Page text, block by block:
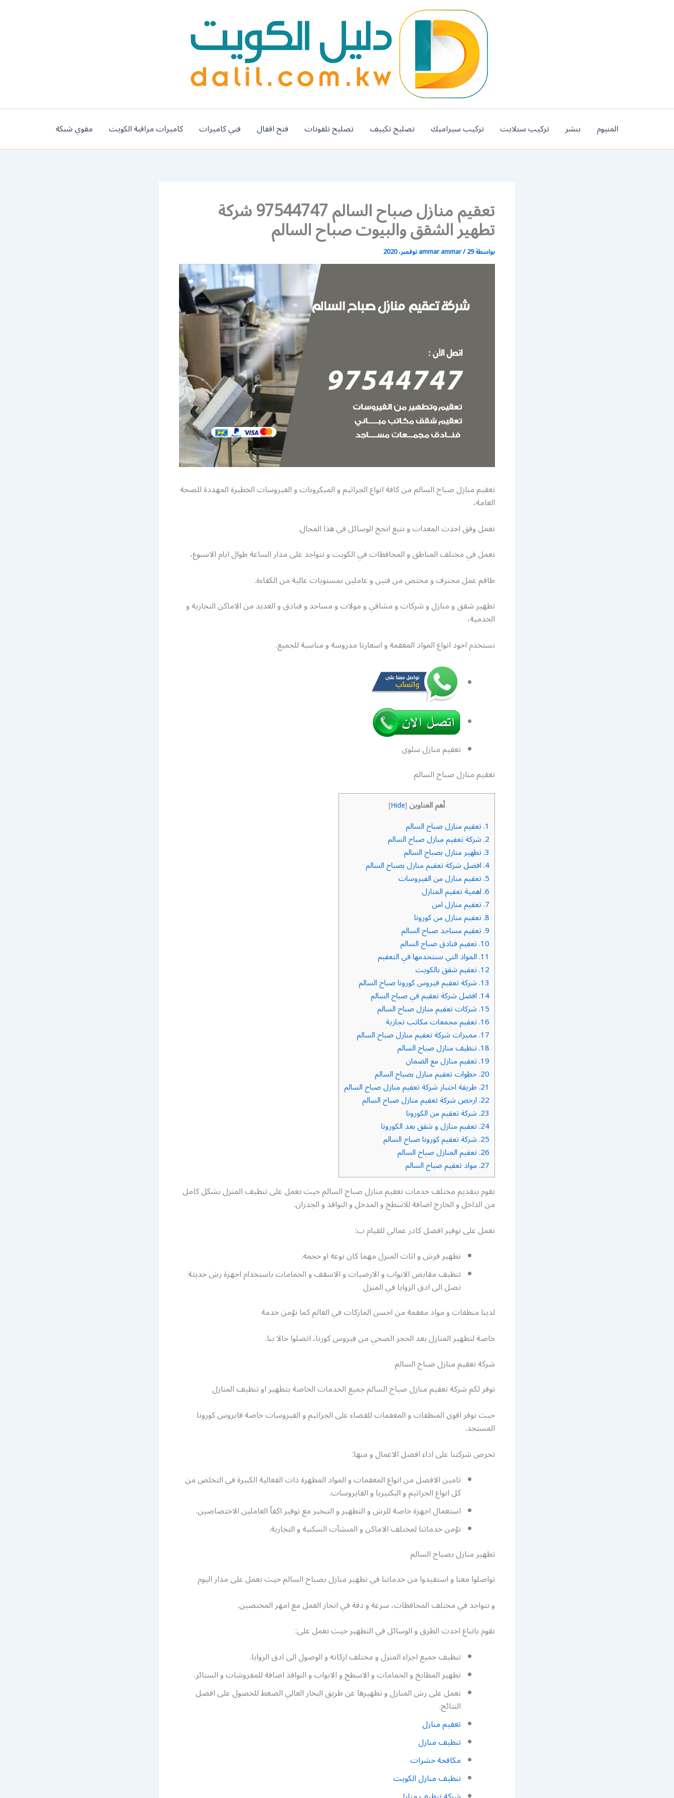
المنيوم بنشر تركيب ستلايت تركيب سيراميك تصليح تكييف تصليح تلفونات فتح اقفال فني كاميرات كاميرات مراقبة الكويت مقوي شبكة
تعقيم منازل صباح السالم 97544747 شركة
تطهير الشقق والبيوت صباح السالم
بواسطة ammar ammar/29 نوفمبر، 2020
تعقيم منازل صباح السالم من كافة انواع الجراثيم و الميكروبات و الفيروسات الخطيرة المهددة للصحة
العامة،
نعمل وفق احدث المعدات و نتبع انجح الوسائل في هذا المجال.
نعمل في مختلف المناطق و المحافظات في الكويت و نتواجد على مدار الساعة طوال ايام الاسبوع،
طاقم عمل محترف و مختص من فنين و عاملين بمستويات عالية من الكفاءة.
تطهير شقق و منازل و شركات و مشافي و مولات و مساجد و فنادق و العديد من الاماكن التجارية و
الخدمية،
نستخدم اجود انواع المواد المعقمة و اسعارنا مدروسة و مناسبة للجميع.
تعقيم منازل سلوى
تعقيم منازل صباح السالم
أهم العناوين [
Hide
]
1. تعقيم منازل صباح السالم
2. شركة تعقيم منازل صباح السالم
3. تطهير منازل بصباح السالم
4. افضل شركة تعقيم منازل بصباح السالم
5. تعقيم منازل من الفيروسات
6. اهمية تعقيم المنازل
7. تعقيم منازل امن
8. تعقيم منازل من كورونا
9. تعقيم مساجد صباح السالم
10. تعقيم فنادق صباح السالم
11. المواد التي نستخدمها في التعقيم
12. تعقيم شقق بالكويت
13. شركة تعقيم فيروس كورونا صباح السالم
14. افضل شركة تعقيم في صباح السالم
15. شركات تعقيم منازل صباح السالم
16. تعقيم مجمعات مكاتب تجارية
17. مميزات شركة تعقيم منازل صباح السالم
18. تنظيف منازل صباح السالم
19. تعقيم منازل مع الضمان
20. خطوات تعقيم منازل بصباح السالم
21. طريقة اختبار شركة تعقيم منازل صباح السالم
22. ارخص شركة تعقيم منازل صباح السالم
23. شركة تعقيم من الكورونا
24. تعقيم منازل و شقق بعد الكورونا
25. شركة تعقيم كورونا صباح السالم
26. تعقيم المنازل صباح السالم
27. مواد تعقيم صباح السالم
نقوم بتقديم مختلف خدمات تعقيم منازل صباح السالم حيث نعمل على تنظيف المنزل بشكل كامل
من الداخل و الخارج اضافة للاسطح و المدخل و النوافذ و الجدران.
نعمل على توفير افضل كادر عمالي للقيام ب:
تطهير فرش و اثاث المنزل مهما كان نوعه او حجمه.
تنظيف مقابض الابواب و الارضيات و الاسقف و الحمامات باستخدام اجهزة رش حديثة
تصل الى ادق الزوايا في المنزل
لدينا منظفات و مواد معقمة من احسن الماركات في العالم كما نؤمن خدمة
خاصة لتطهير المنازل بعد الحجر الصحي من فيروس كورنا، اتصلوا حالا بنا.
شركة تعقيم منازل صباح السالم
توفر لكم شركة تعقيم منازل صباح السالم جميع الخدمات الخاصة بتطهير او تنظيف المنازل
حيث نوفر اقوى المنظفات و المعقمات للقضاء على الجراثيم و الفيروسات خاصة فايروس كورونا
المستجد.
تحرص شركتنا على اداء افضل الاعمال و منها:
تامين الافضل من انواع المعقمات و المواد المطهرة ذات الفعالية الكبيرة في التخلص من
كل انواع الجراثيم و البكتيريا و الفايروسات.
استعمال اجهزة خاصة للرش و التطهير و التبخير مع توفير اكفأ العاملين الاختصاصين.
نؤمن خدماتنا لمختلف الاماكن و المنشآت السكنية و التجارية.
تطهير منازل بصباح السالم
تواصلوا معنا و استفيدوا من خدماتنا في تطهير منازل بصباح السالم حيث نعمل على مدار اليوم
و نتواجد في مختلف المحافظات، سرعة و دقة في انجاز العمل مع امهر المختصين.
نقوم باتباع احدث الطرق و الوسائل في التطهير حيث نعمل على:
تنظيف جميع اجزاء المنزل و مختلف اركانه و الوصول الى ادق الزوايا.
تطهير المطابخ و الحمامات و الاسطح و الابواب و النوافذ اضافة للمفروشات و الستائر.
نعمل على رش المنازل و تطهيرها عن طريق البخار العالي الضغط للحصول على افضل
النتائج.
تعقيم منازل
تنظيف منازل
مكافحة حشرات
تنظيف منازل الكويت